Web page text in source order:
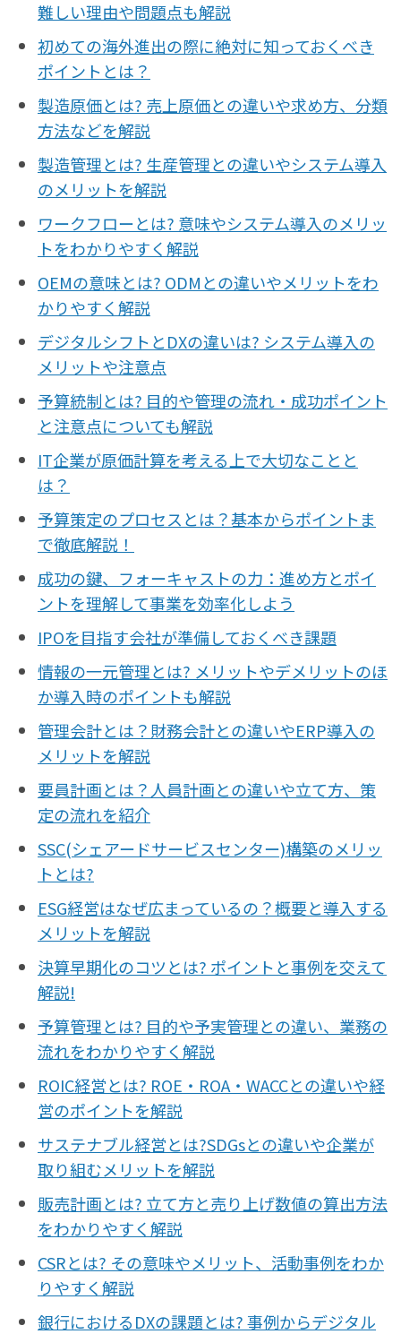
難しい理由や問題点も解説
初めての海外進出の際に絶対に知っておくべき
ポイントとは？
製造原価とは? 売上原価との違いや求め方、分類
方法などを解説
製造管理とは? 生産管理との違いやシステム導入
のメリットを解説
ワークフローとは? 意味やシステム導入のメリッ
トをわかりやすく解説
OEMの意味とは? ODMとの違いやメリットをわ
かりやすく解説
デジタルシフトとDXの違いは? システム導入の
メリットや注意点
予算統制とは? 目的や管理の流れ・成功ポイント
と注意点についても解説
IT企業が原価計算を考える上で大切なことと
は？
予算策定のプロセスとは？基本からポイントま
で徹底解説！
成功の鍵、フォーキャストの力：進め方とポイ
ントを理解して事業を効率化しよう
IPOを目指す会社が準備しておくべき課題
情報の一元管理とは? メリットやデメリットのほ
か導入時のポイントも解説
管理会計とは？財務会計との違いやERP導入の
メリットを解説
要員計画とは？人員計画との違いや立て方、策
定の流れを紹介
SSC(シェアードサービスセンター)構築のメリッ
トとは?
ESG経営はなぜ広まっているの？概要と導入する
メリットを解説
決算早期化のコツとは? ポイントと事例を交えて
解説!
予算管理とは? 目的や予実管理との違い、業務の
流れをわかりやすく解説
ROIC経営とは? ROE・ROA・WACCとの違いや経
営のポイントを解説
サステナブル経営とは?SDGsとの違いや企業が
取り組むメリットを解説
販売計画とは? 立て方と売り上げ数値の算出方法
をわかりやすく解説
CSRとは? その意味やメリット、活動事例をわか
りやすく解説
銀行におけるDXの課題とは? 事例からデジタル